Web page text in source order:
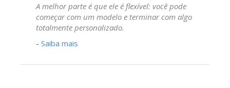
A melhor parte é que ele é flexível: você pode
começar com um modelo e terminar com algo
totalmente personalizado.
- Saiba mais